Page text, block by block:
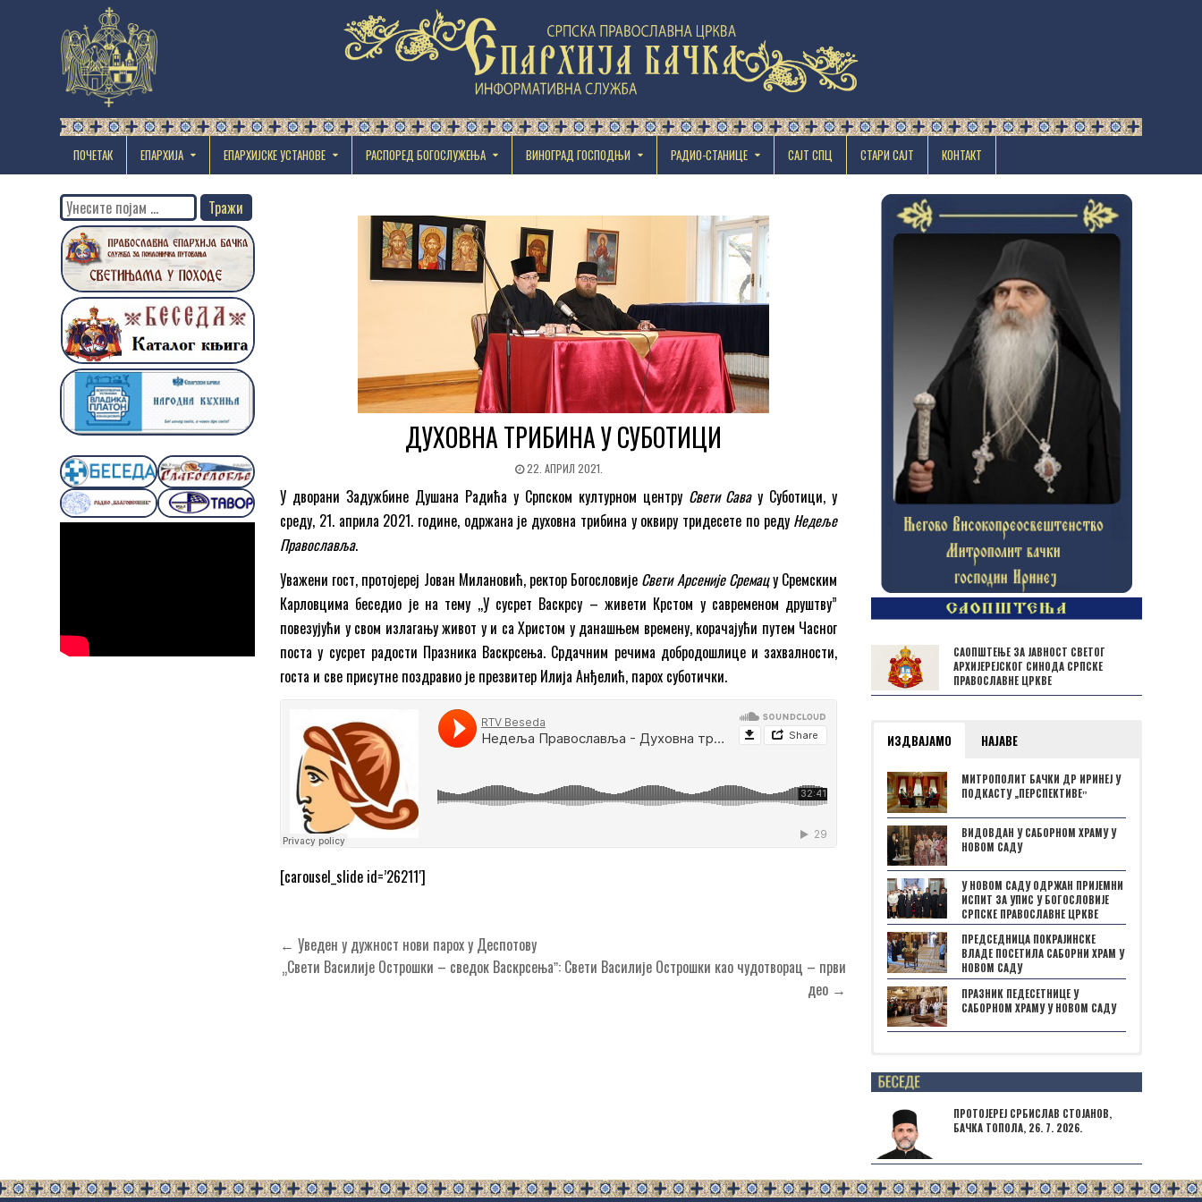
ПОЧЕТАК ЕПАРХИЈА EПАРХИЈСКЕ УСТАНОВЕ РАСПОРЕД БОГОСЛУЖЕЊА ВИНОГРАД ГОСПОДЊИ РАДИО-СТАНИЦЕ САЈТ СПЦ СТАРИ САЈТ КОНТАКТ
ДУХОВНА ТРИБИНА У СУБОТИЦИ
22. АПРИЛ 2021.
У дворани Задужбине Душана Радића у Српском културном центру Свети Савау Суботици, у
среду, 21. априла 2021. године, одржана је духовна трибина у оквиру тридесете по реду Недеље
Православља.
Уважени гост, протојереј Јован Милановић, ректор Богословије Свети Арсеније Сремацу Сремским
Карловцима беседио је на тему ,,У сусрет Васкрсу – живети Крстом у савременом друштву”
повезујући у свом излагању живот у и са Христом у данашњем времену, корачајући путем Часног
поста у сусрет радости Празника Васкрсења. Срдачним речима добродошлице и захвалности,
госта и све присутне поздравио је презвитер Илија Анђелић, парох суботички.
[carousel_slide id=’26211′]
Кретање
чланка
← Уведен у дужност нови парох у Деспотову
„Свети Василије Острошки – сведок Васкрсењаˮ: Свети Василије Острошки као чудотворац – први
део →
Search
for:
САОПШТЕЊЕ ЗА ЈАВНОСТ СВЕТОГ
АРХИЈЕРЕЈСКОГ СИНОДА СРПСКЕ
ПРАВОСЛАВНЕ ЦРКВЕ
ИЗДВАЈАМО НАЈАВЕ
МИТРОПОЛИТ БАЧКИ ДР ИРИНЕЈ У
ПОДКАСТУ „ПЕРСПЕКТИВЕˮ
ВИДОВДАН У САБОРНОМ ХРАМУ У
НОВОМ САДУ
У НОВОМ САДУ ОДРЖАН ПРИЈЕМНИ
ИСПИТ ЗА УПИС У БОГОСЛОВИЈЕ
СРПСКЕ ПРАВОСЛАВНЕ ЦРКВЕ
ПРЕДСЕДНИЦА ПОКРАЈИНСКЕ
ВЛАДЕ ПОСЕТИЛА САБОРНИ ХРАМ У
НОВОМ САДУ
ПРАЗНИК ПЕДЕСЕТНИЦЕ У
САБОРНОМ ХРАМУ У НОВОМ САДУ
Posts not found
ПРОТОЈЕРЕЈ СРБИСЛАВ СТОЈАНОВ,
БАЧКА ТОПОЛА, 26. 7. 2026.